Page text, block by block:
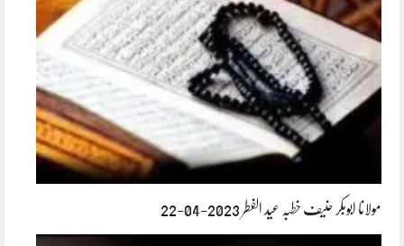
مولانا ابوبکر حنیف خطبہ عید الفطر 2023-04-22